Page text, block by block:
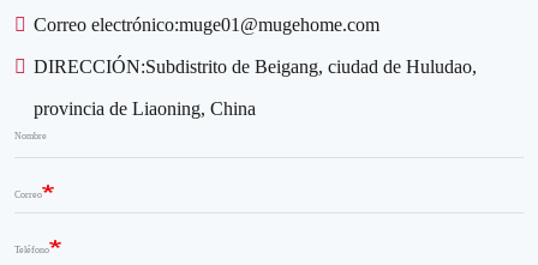
Correo electrónico:muge01@mugehome.com
DIRECCIÓN:Subdistrito de Beigang, ciudad de Huludao,
provincia de Liaoning, China
Nombre
Correo
Teléfono